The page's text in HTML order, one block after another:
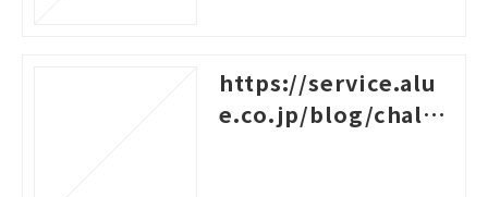
https://service.alu
e.co.jp/blog/challe